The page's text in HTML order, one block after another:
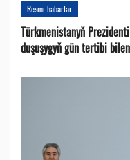
Resmi habarlar
Türkmenistanyň
duşuşygyň gün tertibi